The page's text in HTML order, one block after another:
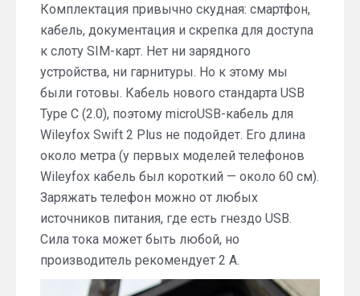
Комплектация привычно скудная: смартфон,
кабель, документация и скрепка для доступа
к слоту SIM-карт. Нет ни зарядного
устройства, ни гарнитуры. Но к этому мы
были готовы. Кабель нового стандарта USB
Type С (2.0), поэтому microUSB-кабель для
Wileyfox Swift 2 Plus не подойдет. Его длина
около метра (у первых моделей телефонов
Wileyfox кабель был короткий — около 60 см).
Заряжать телефон можно от любых
источников питания, где есть гнездо USB.
Сила тока может быть любой, но
производитель рекомендует 2 А.